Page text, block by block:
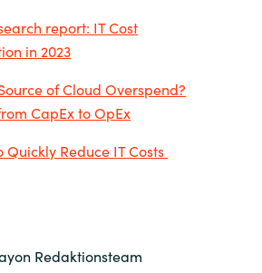
report: IT Cost
in 2023
of Cloud Overspend?
CapEx to OpEx
Quickly Reduce IT Costs
Redaktionsteam